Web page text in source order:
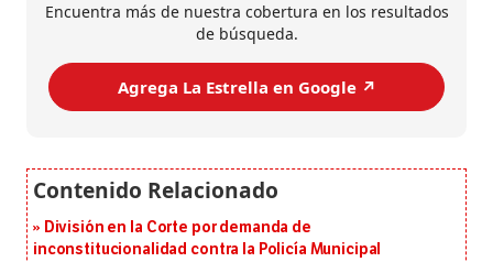
Encuentra más de nuestra cobertura en los resultados
de búsqueda.
Agrega La Estrella en Google ↗️
División en la Corte por demanda de
inconstitucionalidad contra la Policía Municipal